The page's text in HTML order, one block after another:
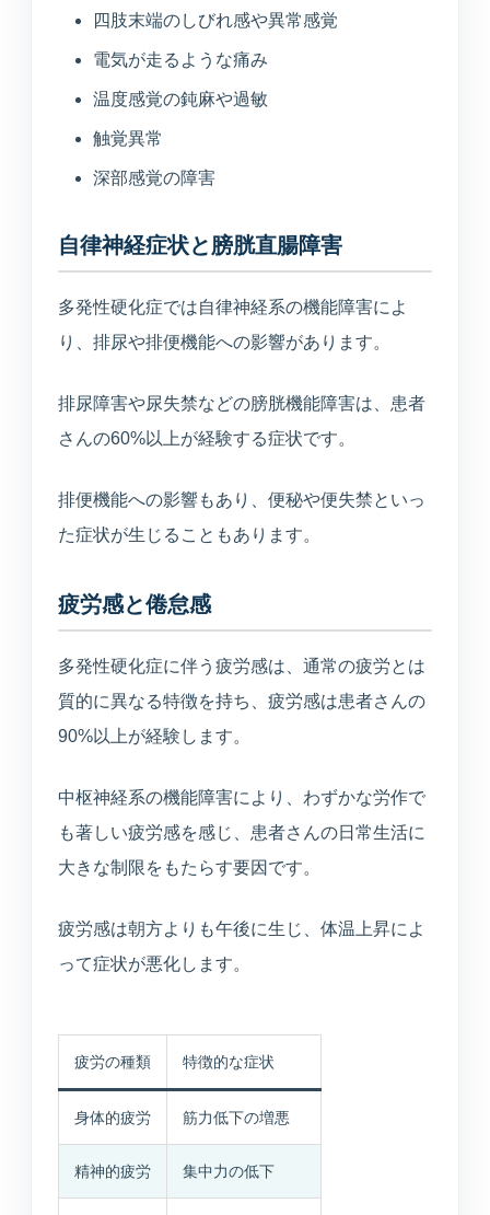
四肢末端のしびれ感や異常感覚
電気が走るような痛み
温度感覚の鈍麻や過敏
触覚異常
深部感覚の障害
自律神経症状と膀胱直腸障害
多発性硬化症では自律神経系の機能障害によ
り、排尿や排便機能への影響があります。
排尿障害や尿失禁などの膀胱機能障害は、患者
さんの60%以上が経験する症状です。
排便機能への影響もあり、便秘や便失禁といっ
た症状が生じることもあります。
疲労感と倦怠感
多発性硬化症に伴う疲労感は、通常の疲労とは
質的に異なる特徴を持ち、疲労感は患者さんの
90%以上が経験します。
中枢神経系の機能障害により、わずかな労作で
も著しい疲労感を感じ、患者さんの日常生活に
大きな制限をもたらす要因です。
疲労感は朝方よりも午後に生じ、体温上昇によ
って症状が悪化します。
疲労の種類 特徴的な症状
身体的疲労 筋力低下の増悪
精神的疲労 集中力の低下